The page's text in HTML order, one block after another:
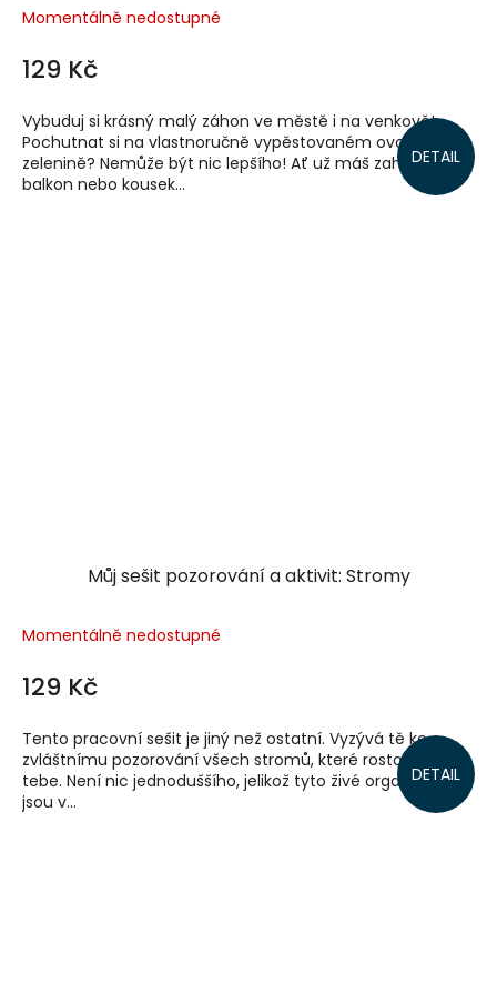
Momentálně nedostupné
129 Kč
DETAIL
Vybuduj si krásný malý záhon ve městě i na venkově!
Pochutnat si na vlastnoručně vypěstovaném ovoci či
zelenině? Nemůže být nic lepšího! Ať už máš zahradu,
balkon nebo kousek...
Můj sešit pozorování a aktivit: Stromy
Momentálně nedostupné
129 Kč
DETAIL
Tento pracovní sešit je jiný než ostatní. Vyzývá tě ke
zvláštnímu pozorování všech stromů, které rostou kolem
tebe. Není nic jednoduššího, jelikož tyto živé organismy
jsou v...